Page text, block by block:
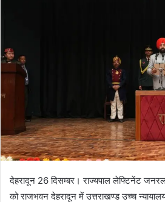
देहरादून 26 दिसम्बर। राज्यपाल लेफ्टिनेंट
को राजभवन देहरादून में उत्तराखण्ड उच्च